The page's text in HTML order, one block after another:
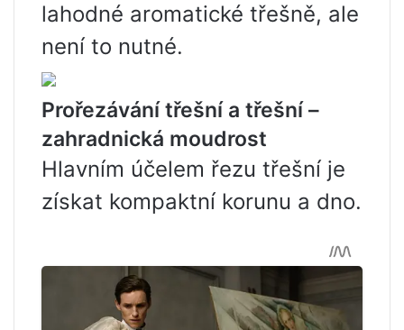
lahodné aromatické třešně, ale
není to nutné.
Prořezávání třešní a třešní –
zahradnická moudrost
Hlavním účelem řezu třešní je
získat kompaktní korunu a dno.